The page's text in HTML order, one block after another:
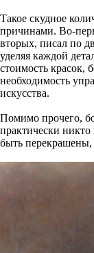
Такое скудное
причинами. Во-
вторых, писал по
уделяя каждой
стоимость
необходимость
искусства.
Помимо прочего,
практически
быть